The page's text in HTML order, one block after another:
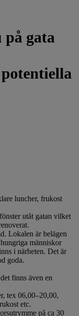
gata
luncher, frukost
utåt gatan vilket
Lokalen är belägen
människor
i närheten. Det är
goda.
finns även en
tex 06,00–20,00,
etc.
på ca 30